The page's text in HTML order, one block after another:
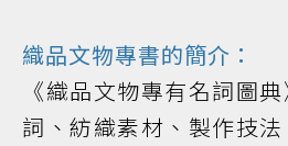
織品文物專書的簡介：
《織品文物專有名詞圖
詞、紡織素材、製作技